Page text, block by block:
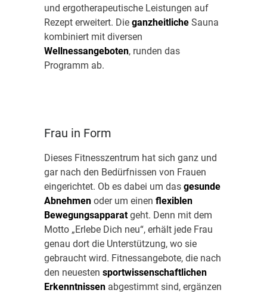
und ergotherapeutische Leistungen auf
Rezept erweitert. Die ganzheitliche Sauna
kombiniert mit diversen
Wellnessangeboten, runden das
Programm ab.
Frau in Form
Dieses Fitnesszentrum hat sich ganz und
gar nach den Bedürfnissen von Frauen
eingerichtet. Ob es dabei um das gesunde
Abnehmen oder um einen flexiblen
Bewegungsapparatgeht. Denn mit dem
Motto „Erlebe Dich neu“, erhält jede Frau
genau dort die Unterstützung, wo sie
gebraucht wird. Fitnessangebote, die nach
den neuesten sportwissenschaftlichen
Erkenntnissen abgestimmt sind, ergänzen